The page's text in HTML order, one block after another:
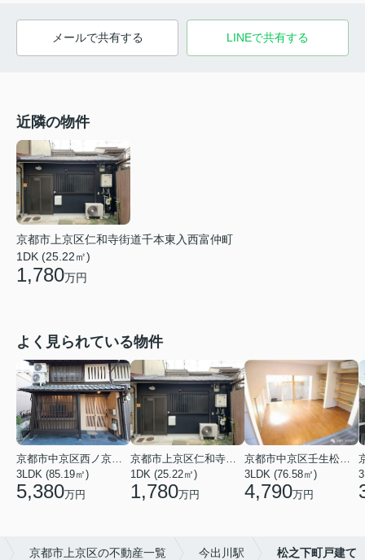
メールで共有する LINEで共有する
近隣の物件
京都市上京区仁和寺街道千本東入西富仲町
1DK (25.22㎡)
1,780万円
よく見られている物件
3LDK (85.19㎡)
5,380万円
1DK (25.22㎡)
1,780万円
3LDK (76.58㎡)
4,790万円
京都市上京区の不動産一覧 今出川駅 松之下町戸建て